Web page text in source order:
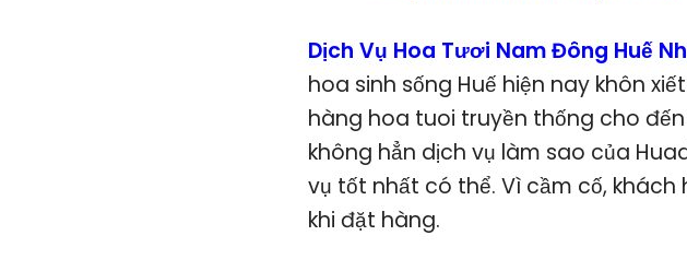
Dịch Vụ Hoa Tươi Nam Đông Huế
hoa sinh sống Huế hiện nay khôn
hàng hoa tuoi truyền thống cho
không hẳn dịch vụ làm sao của
vụ tốt nhất có thể. Vì cầm cố,
khi đặt hàng.